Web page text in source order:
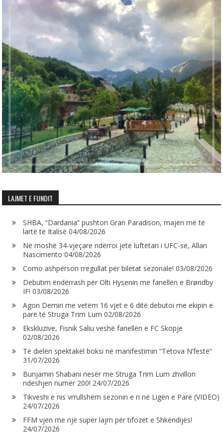
LAJMET E FUNDIT
SHBA, “Dardania” pushton Gran Paradison, majën më të
lartë të Italisë 04/08/2026
Në moshë 34-vjeçare ndërroi jetë luftëtari i UFC-së, Allan
Nascimento 04/08/2026
Como ashpërson rregullat për biletat sezonale! 03/08/2026
Debutim ëndërrash për Olti Hysenin me fanellën e Brøndby
IF! 03/08/2026
Agon Demiri me vetëm 16 vjet e 6 ditë debutoi me ekipin e
parë të Struga Trim Lum 02/08/2026
Ekskluzive, Fisnik Saliu veshë fanellën e FC Skopje
02/08/2026
Të dielën spektakël boksi në manifestimin “Tetova N’festë”
31/07/2026
Bunjamin Shabani nesër me Struga Trim Lum zhvillon
ndeshjen numër 200! 24/07/2026
Tikveshi e nis vrrullshëm sezonin e ri në Ligën e Parë (VIDEO)
24/07/2026
FFM vjen me një super lajm për tifozët e Shkëndijës!
24/07/2026